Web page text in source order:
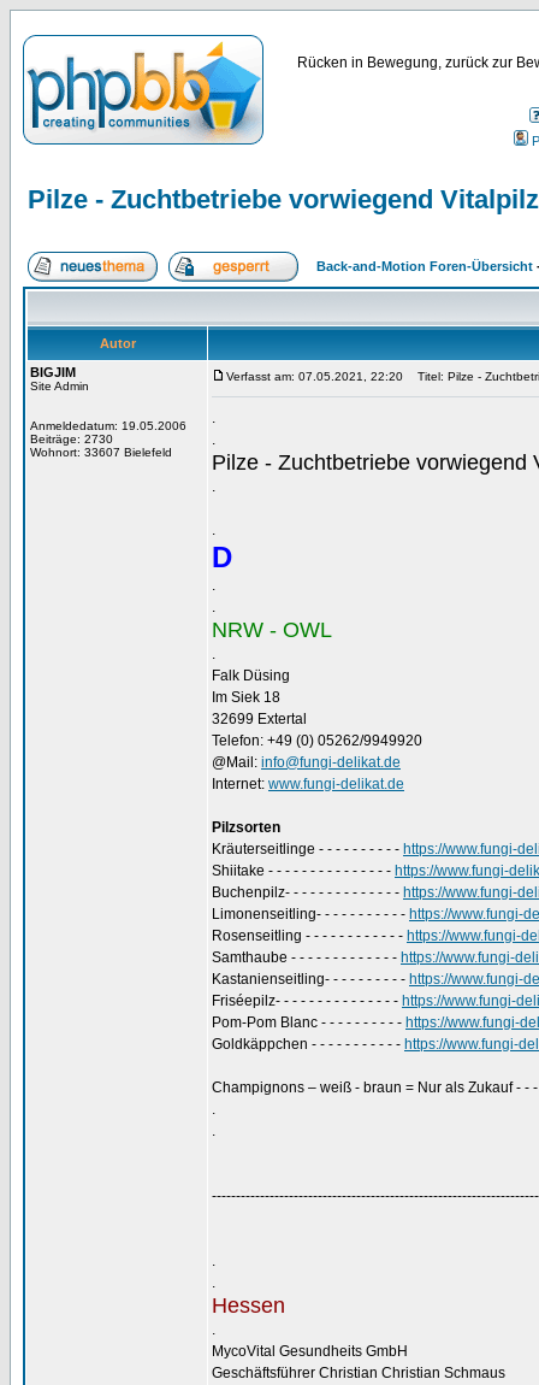
Rücken in Bewegung, zurück zur
Pilze - Zuchtbetriebe vorwiegend
Back-and-Motion Foren-Übersicht
Autor
BIGJIM
Site Admin
Anmeldedatum: 19.05.2006
Beiträge: 2730
Wohnort: 33607 Bielefeld
Verfasst am: 07.05.2021, 22:20 Titel: Pilze -
.
.
Pilze - Zuchtbetriebe vorwiegend
.
.
D
.
.
NRW - OWL
.
Falk Düsing
Im Siek 18
32699 Extertal
Telefon: +49 (0) 05262/9949920
@Mail: info@fungi-delikat.de
Internet: www.fungi-delikat.de
Pilzsorten
Kräuterseitlinge - - - - - - - - - - https://www.fungi-
Shiitake - - - - - - - - - - - - - - - https://www.fungi-
Buchenpilz- - - - - - - - - - - - - - https://www.fungi-
Limonenseitling- - - - - - - - - - - https://www.fungi-
Rosenseitling - - - - - - - - - - - - https://www.fungi-
Samthaube - - - - - - - - - - - - - https://www.fungi-
Kastanienseitling- - - - - - - - - - https://www.fungi-
Friséepilz- - - - - - - - - - - - - - - https://www.fungi-
Pom-Pom Blanc - - - - - - - - - - https://www.fungi-
Goldkäppchen - - - - - - - - - - - https://www.fungi-
Champignons – weiß - braun = Nur als Zukauf - -
.
.
.
.
Hessen
.
MycoVital Gesundheits GmbH
Geschäftsführer Christian Christian Schmaus